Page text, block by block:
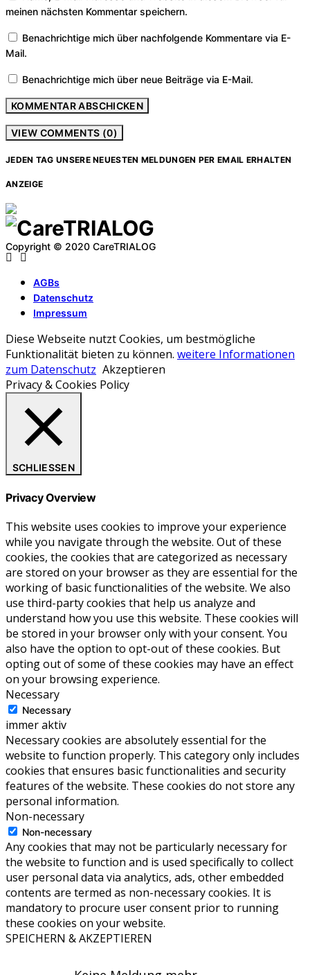
meinen nächsten Kommentar speichern.
Benachrichtige mich über nachfolgende Kommentare via E-
Mail.
Benachrichtige mich über neue Beiträge via E-Mail.
VIEW COMMENTS (0)
JEDEN TAG UNSERE NEUESTEN MELDUNGEN PER EMAIL ERHALTEN
ANZEIGE
Copyright © 2020 CareTRIALOG
AGBs
Datenschutz
Impressum
Diese Webseite nutzt Cookies, um bestmögliche
Funktionalität bieten zu können. weitere Informationen
zum Datenschutz Akzeptieren
Privacy & Cookies Policy
SCHLIESSEN
Privacy Overview
This website uses cookies to improve your experience
while you navigate through the website. Out of these
cookies, the cookies that are categorized as necessary
are stored on your browser as they are essential for the
working of basic functionalities of the website. We also
use third-party cookies that help us analyze and
understand how you use this website. These cookies will
be stored in your browser only with your consent. You
also have the option to opt-out of these cookies. But
opting out of some of these cookies may have an effect
on your browsing experience.
Necessary
Necessary
immer aktiv
Necessary cookies are absolutely essential for the
website to function properly. This category only includes
cookies that ensures basic functionalities and security
features of the website. These cookies do not store any
personal information.
Non-necessary
Non-necessary
Any cookies that may not be particularly necessary for
the website to function and is used specifically to collect
user personal data via analytics, ads, other embedded
contents are termed as non-necessary cookies. It is
mandatory to procure user consent prior to running
these cookies on your website.
SPEICHERN & AKZEPTIEREN